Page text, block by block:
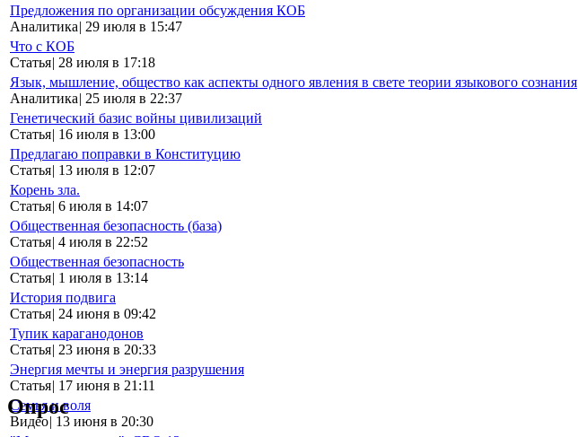
Предложения по организации обсуждения КОБ
Аналитика| 29 июля в 15:47
Что с КОБ
Статья| 28 июля в 17:18
Язык, мышление, общество как аспекты одного явления в свете теории языкового сознания
Аналитика| 25 июля в 22:37
Генетический базис войны цивилизаций
Статья| 16 июля в 13:00
Предлагаю поправки в Конституцию
Статья| 13 июля в 12:07
Корень зла.
Статья| 6 июля в 14:07
Общественная безопасность (база)
Статья| 4 июля в 22:52
Общественная безопасность
Статья| 1 июля в 13:14
История подвига
Статья| 24 июня в 09:42
Тупик караганодонов
Статья| 23 июня в 20:33
Энергия мечты и энергия разрушения
Статья| 17 июня в 21:11
Семья и воля
Видео| 13 июня в 20:30
Опрос